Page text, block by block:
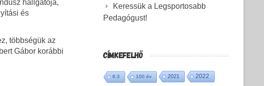
hallgatója,
és
többségük az
Gábor korábbi
Keressük a Legsportosabb
Pedagógust!
CÍMKEFELHŐ
6:3 100 év 2021 2022